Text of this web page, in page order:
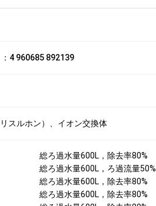
4 960685 892139
スルホン）、イオン交換体
総ろ過水量600L，除去率80%
総ろ過水量600L，ろ過流量50%
総ろ過水量600L，除去率80%
総ろ過水量600L，除去率80%